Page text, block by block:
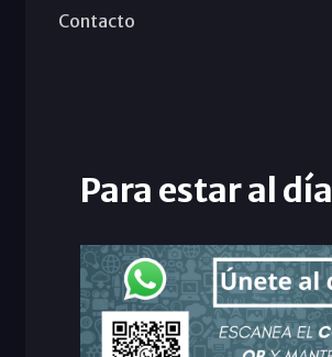
Contacto
Para estar al día